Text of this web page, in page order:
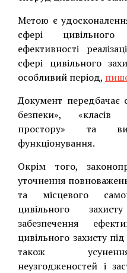
Метою є
сфері
ефективності
сфері цивільного
особливий період,
Документ передбачає
безпеки», «класів
простору» та
функціонування.
Окрім того,
уточнення
та місцевого
цивільного
забезпечення
цивільного захисту
також
неузгодженостей і